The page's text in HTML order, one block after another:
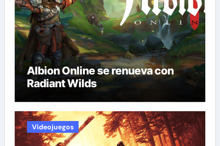
Albion Online se renueva con
Radiant Wilds
Videojuegos